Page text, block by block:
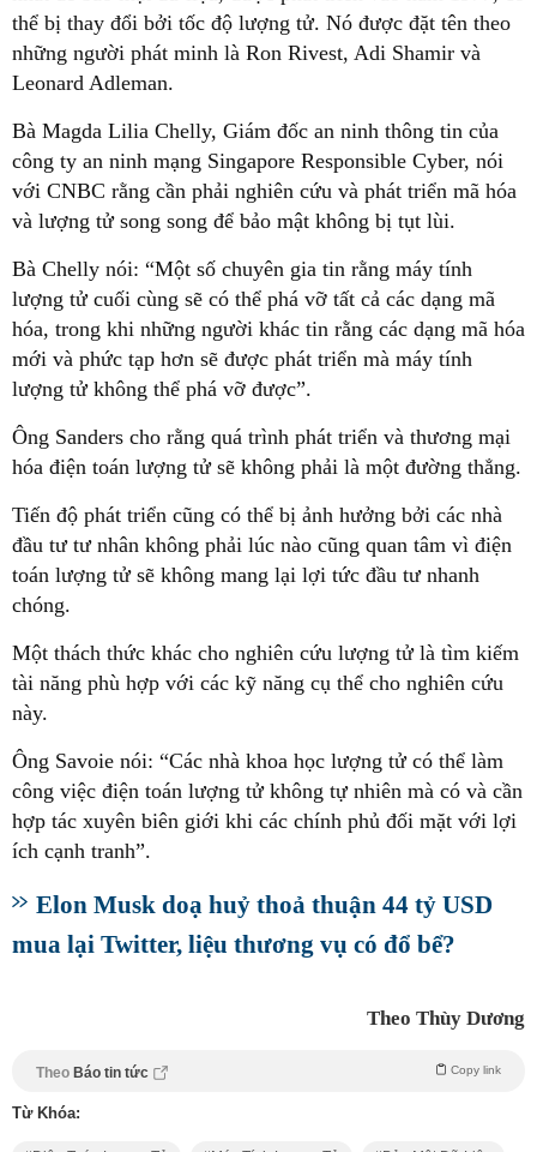
thể bị thay đổi bởi tốc độ lượng tử. Nó được đặt tên theo
những người phát minh là Ron Rivest, Adi Shamir và
Leonard Adleman.
Bà Magda Lilia Chelly, Giám đốc an ninh thông tin của
công ty an ninh mạng Singapore Responsible Cyber, nói
với CNBC rằng cần phải nghiên cứu và phát triển mã hóa
và lượng tử song song để bảo mật không bị tụt lùi.
Bà Chelly nói: “Một số chuyên gia tin rằng máy tính
lượng tử cuối cùng sẽ có thể phá vỡ tất cả các dạng mã
hóa, trong khi những người khác tin rằng các dạng mã hóa
mới và phức tạp hơn sẽ được phát triển mà máy tính
lượng tử không thể phá vỡ được”.
Ông Sanders cho rằng quá trình phát triển và thương mại
hóa điện toán lượng tử sẽ không phải là một đường thẳng.
Tiến độ phát triển cũng có thể bị ảnh hưởng bởi các nhà
đầu tư tư nhân không phải lúc nào cũng quan tâm vì điện
toán lượng tử sẽ không mang lại lợi tức đầu tư nhanh
chóng.
Một thách thức khác cho nghiên cứu lượng tử là tìm kiếm
tài năng phù hợp với các kỹ năng cụ thể cho nghiên cứu
này.
Ông Savoie nói: “Các nhà khoa học lượng tử có thể làm
công việc điện toán lượng tử không tự nhiên mà có và cần
hợp tác xuyên biên giới khi các chính phủ đối mặt với lợi
ích cạnh tranh”.
Elon Musk doạ huỷ thoả thuận 44 tỷ USD
mua lại Twitter, liệu thương vụ có đổ bể?
Theo Thùy Dương
Theo Báo tin tức Copy link
Từ Khóa: